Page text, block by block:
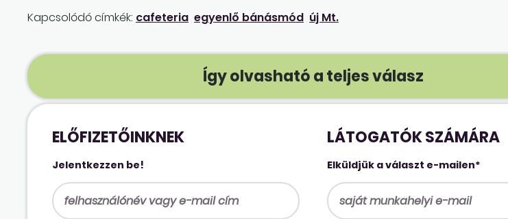
Kapcsolódó címkék: cafeteria egyenlő bánásmód új Mt.
Így olvasható a teljes válasz
ELŐFIZETŐINKNEK
Jelentkezzen be!
LÁTOGATÓK SZÁMÁRA
Elküldjük a választ e-mailen*